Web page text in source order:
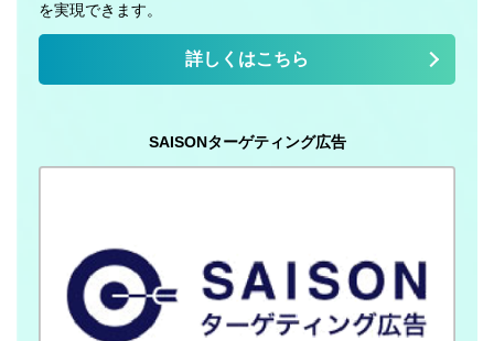
を実現できます。
詳しくはこちら
SAISONターゲティング広告